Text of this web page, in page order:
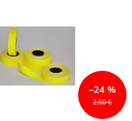
2,50 €
–24 %